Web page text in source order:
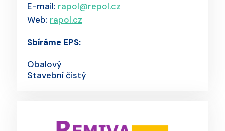
E-mail: rapol@repol.cz
Web: rapol.cz
Sbíráme EPS:
Obalový
Stavební čistý